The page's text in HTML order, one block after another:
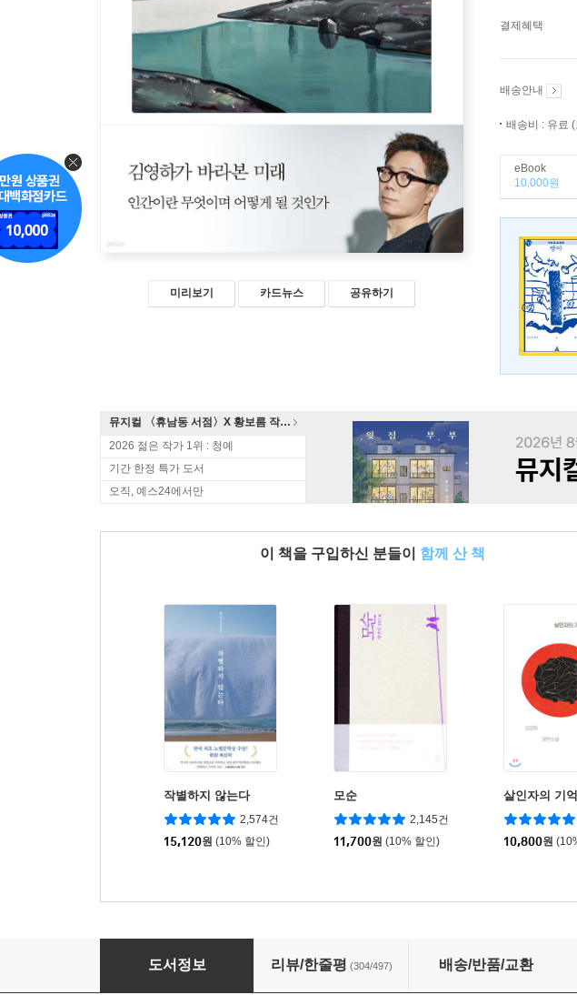
미리보기 카드뉴스 공유하기
결제혜택
배송안내
배송비 : 유료
eBook
10,000원
뮤지컬 〈휴남동 서점〉X 황보름 작가 북토크
2026 젊은 작가 1위 : 청예
기간 한정 특가 도서
오직, 예스24에서만
이 책을 구입하신 분들이 함께 산 책
작별하지 않는다
2,574건
15,120원 (10% 할인)
모순
2,145건
11,700원 (10% 할인)
살인자의 기
10,800원
작별인사
도서정보 리뷰/한줄평 (304/497) 배송/반품/교환